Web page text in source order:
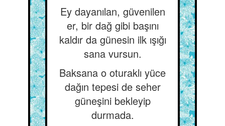
Ey dayanılan, güvenilen
er, bir dağ gibi başını
kaldır da günesin ilk ışığı
sana vursun.
Baksana o oturaklı yüce
dağın tepesi de seher
güneşini bekleyip
durmada.